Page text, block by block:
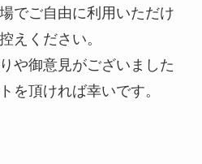
でご自由に利用いただけ
えください。
や御意見がございました
を頂ければ幸いです。